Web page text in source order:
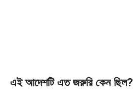
এই আদেশটি এত জরুরি কেন ছিল?